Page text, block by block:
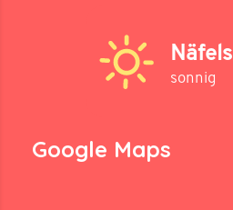
Näfels
sonnig
Google Maps